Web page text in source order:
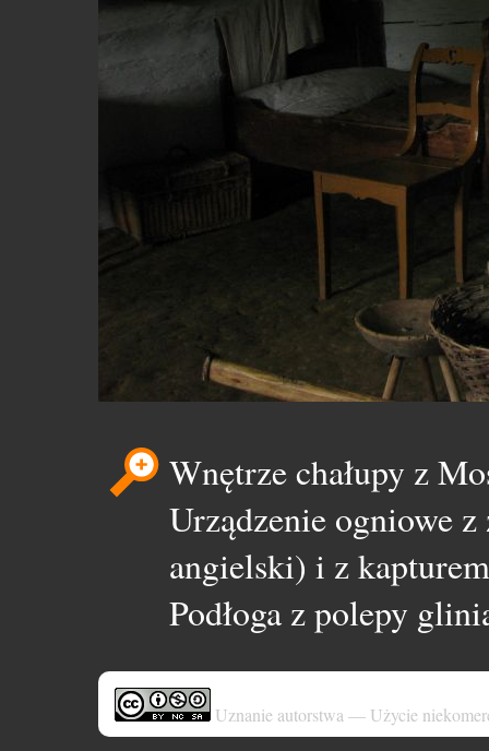
Wnętrze chałupy z
Urządzenie ogniowe
angielski) i z
Podłoga z polepy
Uznanie autorstwa — Użycie